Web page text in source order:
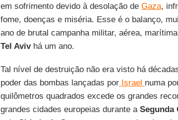
em sofrimento devido à desolação de Gaza,
fome, doenças e miséria. Esse é o balanço,
ano de brutal campanha militar, aérea,
Tel Avivhá um ano.
Tal nível de destruição não era visto há
poder das bombas lançadas porIsrael numa
quilômetros quadrados excede os grandes
grandes cidades europeias durante a Segunda